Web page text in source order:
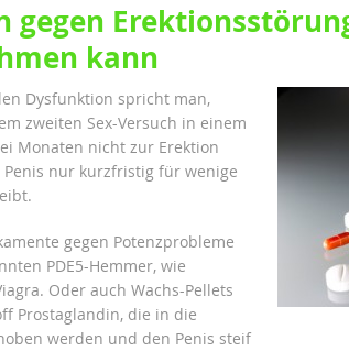
gegen
kann
Dysfunktion spricht man,
zweiten Sex-Versuch in einem
Monaten nicht zur Erektion
nur kurzfristig für wenige
gegen Potenzprobleme
PDE5-Hemmer, wie
Oder auch Wachs-Pellets
Prostaglandin, die in die
werden und den Penis steif